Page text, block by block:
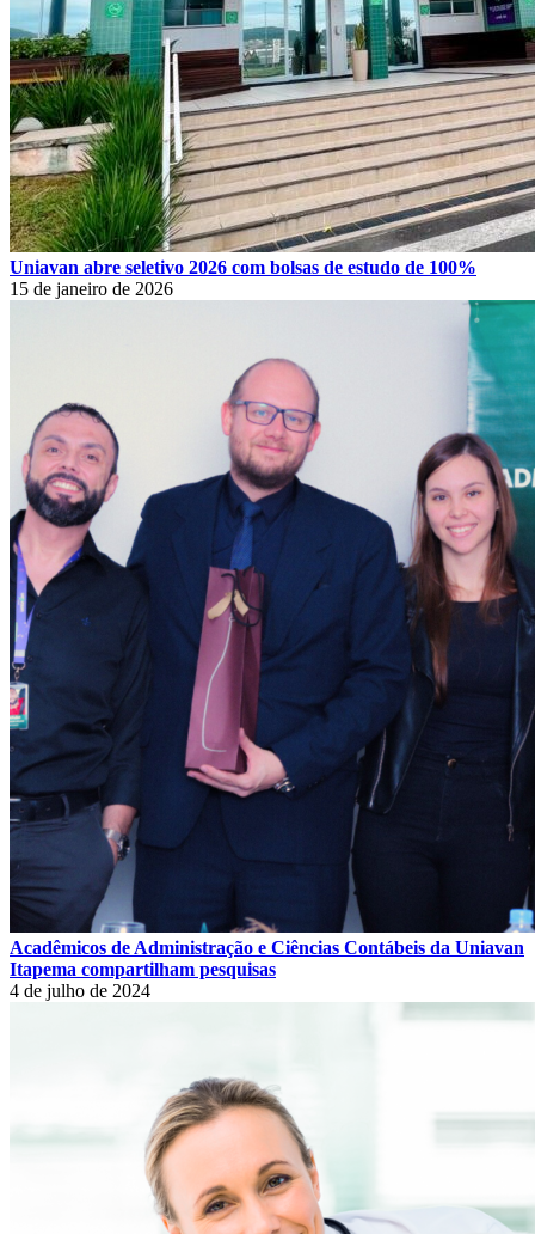
Uniavan abre seletivo 2026 com bolsas de estudo de 100%
15 de janeiro de 2026
Acadêmicos de Administração e Ciências Contábeis da Uniavan
Itapema compartilham pesquisas
4 de julho de 2024